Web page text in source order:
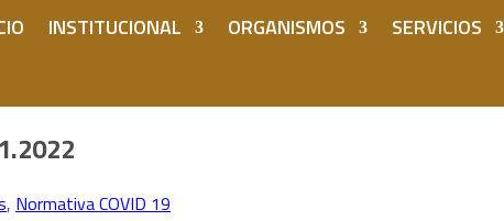
INSTITUCIONAL ORGANISMOS SERVICIOS
, Normativa COVID 19